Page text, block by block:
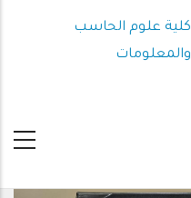
كلية علوم الحاسب
والمعلومات